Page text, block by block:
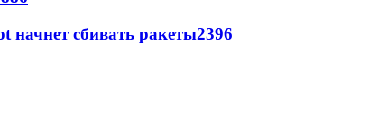
начнет сбивать ракеты2396